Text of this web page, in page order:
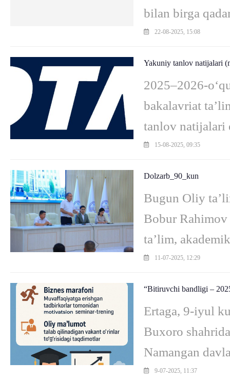
bilan birga
KUTMOQDA:
22-08-2025, 15:08
Yakuniy tanlov natijalari
2025–2026-
bakalavriat
tanlov natijalari
mumkin: ➖
15-08-2025, 09:35
Dolzarb_90_kun
Bugun Oliy
Bobur
ta’lim,
kengaytirilgan
11-07-2025, 12:29
“Bitiruvchi bandligi –
Ertaga, 9-iyul
Buxoro
Namangan
shahar Yoshlar
9-07-2025, 11:37